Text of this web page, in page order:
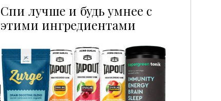
Спи лучше и будь умнее с
этими ингредиентами